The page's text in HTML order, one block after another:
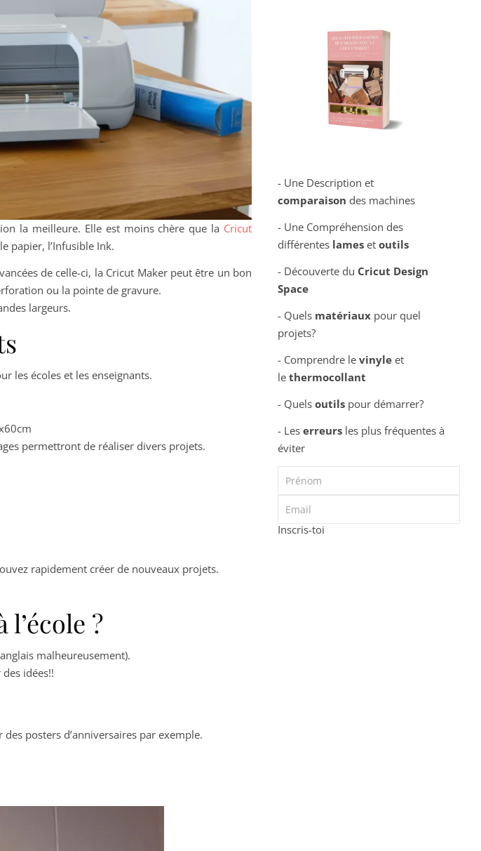
la meilleure. Elle est moins chère que la Cricut
papier, l’Infusible Ink.
de celle-ci, la Cricut Maker peut être un bon
ou la pointe de gravure.
largeurs.
les écoles et les enseignants.
permettront de réaliser divers projets.
rapidement créer de nouveaux projets.
?
malheureusement).
idées!!
posters d’anniversaires par exemple.
- Une Description et
comparaison des machines
- Une Compréhension des
différentes lames et outils
- Découverte du Cricut Design
Space
- Quels matériaux pour quel
projets?
- Comprendre le vinyle et
le thermocollant
- Quels outils pour démarrer?
- Les erreurs les plus fréquentes à
éviter
Inscris-toi